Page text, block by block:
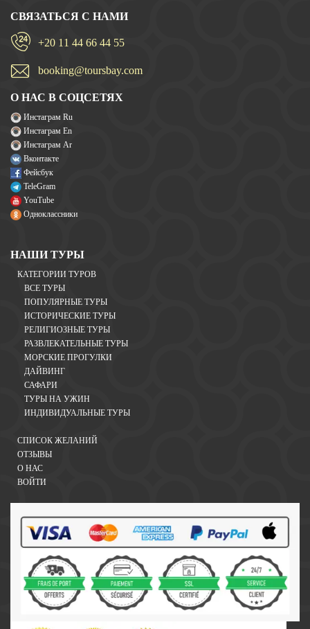
СВЯЗАТЬСЯ С НАМИ
+20 11 44 66 44 55
booking@toursbay.com
О НАС В СОЦСЕТЯХ
Инстаграм Ru
Инстаграм En
Инстаграм Ar
Вконтакте
Фейсбук
TeleGram
YouTube
Одноклассники
НАШИ ТУРЫ
КАТЕГОРИИ ТУРОВ
ВСЕ ТУРЫ
ПОПУЛЯРНЫЕ ТУРЫ
ИСТОРИЧЕСКИЕ ТУРЫ
РЕЛИГИОЗНЫЕ ТУРЫ
РАЗВЛЕКАТЕЛЬНЫЕ ТУРЫ
МОРСКИЕ ПРОГУЛКИ
ДАЙВИНГ
САФАРИ
ТУРЫ НА УЖИН
ИНДИВИДУАЛЬНЫЕ ТУРЫ
СПИСОК ЖЕЛАНИЙ
ОТЗЫВЫ
О НАС
ВОЙТИ